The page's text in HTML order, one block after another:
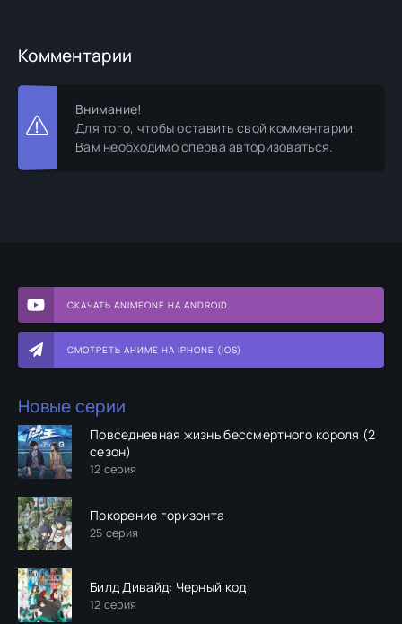
СКАЧАТЬ ANIMEONE НА ANDROID
СМОТРЕТЬ АНИМЕ НА IPHONE (IOS)
Новые серии
Повседневная жизнь бессмертного короля (2
сезон)
12 серия
Покорение горизонта
25 серия
Билд Дивайд: Черный код
12 серия
Комментарии
Внимание!
Для того, чтобы оставить свой комментарии,
Вам необходимо сперва авторизоваться.